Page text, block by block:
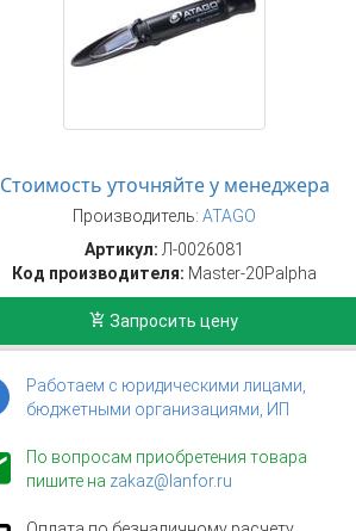
Стоимость уточняйте у менеджера
Производитель:ATAGO
Артикул: Л-0026081
Код производителя: Master-20Palpha
Запросить цену
Работаем с юридическими лицами,
бюджетными организациями, ИП
По вопросам приобретения товара
пишите на zakaz@lanfor.ru